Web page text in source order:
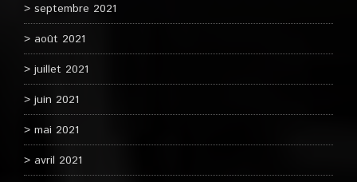
septembre 2021
août 2021
juillet 2021
juin 2021
mai 2021
avril 2021